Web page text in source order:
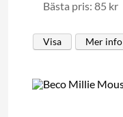
Bästa pris: 85 kr
Visa Mer info